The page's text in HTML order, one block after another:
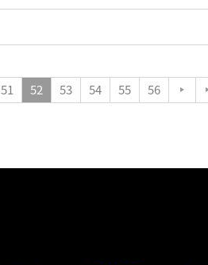
51 52 53 54 55 56